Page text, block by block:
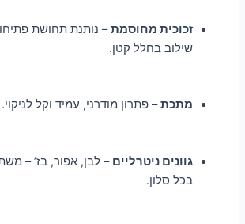
זכוכית מחוסמת– נותנת תחושת
שילוב בחלל קטן.
מתכת– פתרון מודרני, עמיד וקל לניקוי.
גוונים ניטרליים – לבן, אפור, בז’ –
בכל סלון.